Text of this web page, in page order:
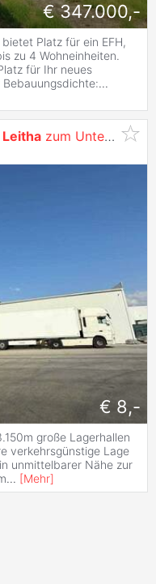
€ 347.000,-
Platz für ein EFH,
zu 4 Wohneinheiten.
für Ihr neues
Bebauungsdichte:...
Leitha zum Untermieten!
€ 8,-
große Lagerhallen
verkehrsgünstige Lage
unmittelbarer Nähe zur
... [Mehr]